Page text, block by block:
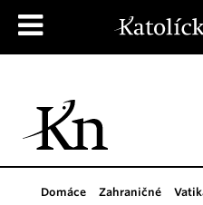
Domáce Zahraničné